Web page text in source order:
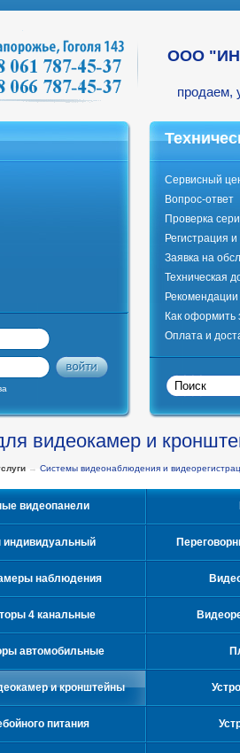
ООО
продаем,
Сервисный
Вопрос-ответ
Проверка
Регистрация
Заявка на
Техническая
Как оформить
Оплата и
видеокамер и
→ Системы видеонаблюдения и
видеопанели
наблюдения
4 канальные
автомобильные
и кронштейны
питания